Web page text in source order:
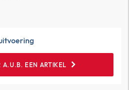
A.U.B. EEN ARTIKEL